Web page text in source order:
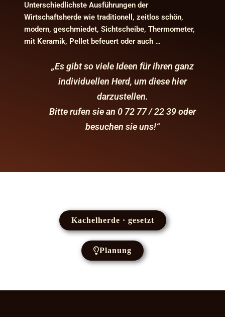
Unterschiedlichste Ausführungen der
Wirtschaftsherde wie traditionell, zeitlos schön,
modern, geschmiedet, Sichtscheibe, Thermometer,
mit Keramik, Pellet befeuert oder auch …
„Es gibt so viele Ideen für ihren ganz
individuellen Herd, um diese hier
darzustellen.
Bitte rufen sie an 0 72 77 / 22 39oder
besuchen sie uns!“
Kachelherde · gesetzt
Planung